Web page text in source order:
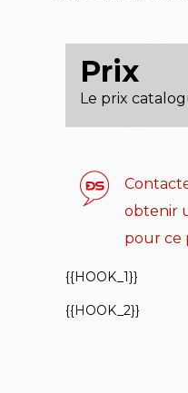
Prix
Le prix
obtenir
pour ce
{{HOOK_1}}
{{HOOK_2}}